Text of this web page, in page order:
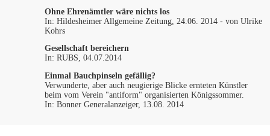
Ohne Ehrenämtler wäre nichts los
In: Hildesheimer Allgemeine Zeitung, 24.06. 2014 - von Ulrike
Kohrs
Gesellschaft bereichern
In: RUBS, 04.07.2014
Einmal Bauchpinseln gefällig?
Verwunderte, aber auch neugierige Blicke ernteten Künstler
beim vom Verein "antiform" organisierten Königssommer.
In: Bonner Generalanzeiger, 13.08. 2014